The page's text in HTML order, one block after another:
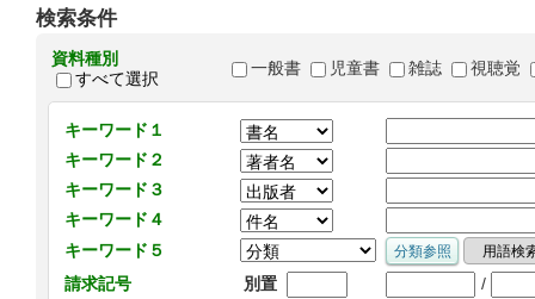
検索条件
資料種別
すべて選択
一般書 児童書 雑誌 視聴覚
キーワード１
キーワード２
キーワード３
キーワード４
キーワード５
請求記号
別置 /